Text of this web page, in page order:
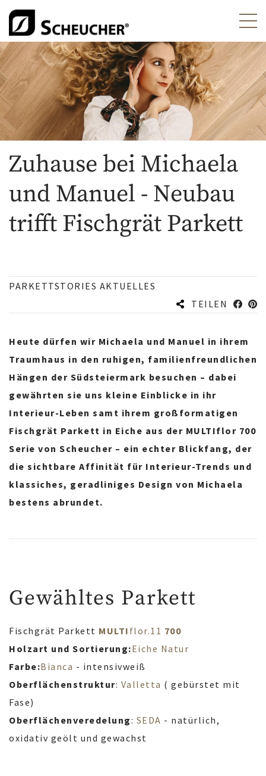
Zuhause bei Michaela
und Manuel - Neubau
trifft Fischgrät Parkett
PARKETTSTORIES AKTUELLES
TEILEN
Heute dürfen wir Michaela und Manuel in ihrem
Traumhaus in den ruhigen, familienfreundlichen
Hängen der Südsteiermark besuchen – dabei
gewährten sie uns kleine Einblicke in ihr
Interieur-Leben samt ihrem großformatigen
Fischgrät Parkett in Eiche aus der MULTIflor 700
Serie von Scheucher – ein echter Blickfang, der
die sichtbare Affinität für Interieur-Trends und
klassiches, geradliniges Design von Michaela
bestens abrundet.
Gewähltes Parkett
Fischgrät Parkett MULTI flor.11 700
Holzart und Sortierung:Eiche Natur
Farbe:Bianca - intensivweiß
Oberflächenstruktur: Valletta ( gebürstet mit
Fase)
Oberflächenveredelung: SEDA - natürlich,
oxidativ geölt und gewachst